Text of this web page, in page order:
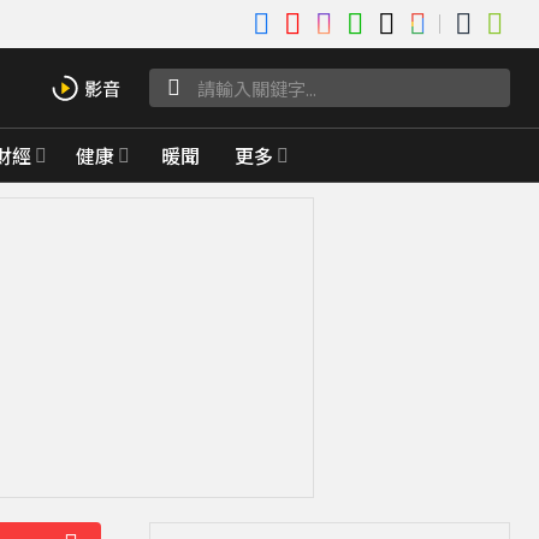
經 健康 暖聞 更多